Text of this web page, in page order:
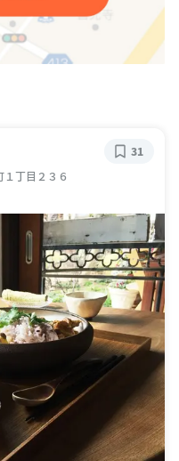
丁目２３６
31